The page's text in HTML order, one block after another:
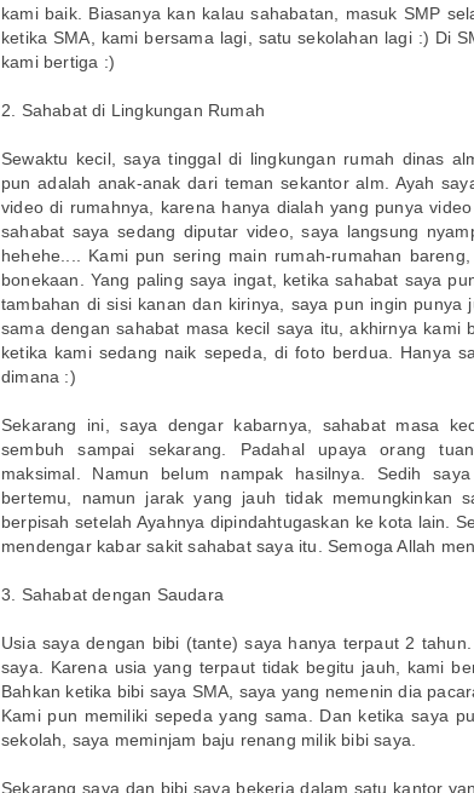
kami baik. Biasanya kan kalau sahabatan, masuk SMP
ketika SMA, kami bersama lagi, satu sekolahan lagi :) Di
kami bertiga :)
2. Sahabat di Lingkungan Rumah
Sewaktu kecil, saya tinggal di lingkungan rumah dinas
pun adalah anak-anak dari teman sekantor alm. Ayah
video di rumahnya, karena hanya dialah yang punya
sahabat saya sedang diputar video, saya langsung
hehehe.... Kami pun sering main rumah-rumahan
bonekaan. Yang paling saya ingat, ketika sahabat saya
tambahan di sisi kanan dan kirinya, saya pun ingin punya
sama dengan sahabat masa kecil saya itu, akhirnya kami
ketika kami sedang naik sepeda, di foto berdua. Hanya
dimana :)
Sekarang ini, saya dengar kabarnya, sahabat masa
sembuh sampai sekarang. Padahal upaya orang
maksimal. Namun belum nampak hasilnya. Sedih
bertemu, namun jarak yang jauh tidak memungkinkan
berpisah setelah Ayahnya dipindahtugaskan ke kota lain.
mendengar kabar sakit sahabat saya itu. Semoga Allah
3. Sahabat dengan Saudara
Usia saya dengan bibi (tante) saya hanya terpaut 2
saya. Karena usia yang terpaut tidak begitu jauh, kami
Bahkan ketika bibi saya SMA, saya yang nemenin dia
Kami pun memiliki sepeda yang sama. Dan ketika saya
sekolah, saya meminjam baju renang milik bibi saya.
Sekarang saya dan bibi saya bekerja dalam satu kantor